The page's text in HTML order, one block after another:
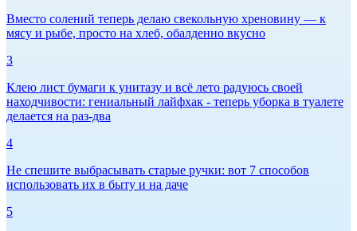
Вместо солений теперь делаю свекольную хреновину — к
мясу и рыбе, просто на хлеб, обалденно вкусно
3
Клею лист бумаги к унитазу и всё лето радуюсь своей
находчивости: гениальный лайфхак - теперь уборка в туалете
делается на раз-два
4
Не спешите выбрасывать старые ручки: вот 7 способов
использовать их в быту и на даче
5